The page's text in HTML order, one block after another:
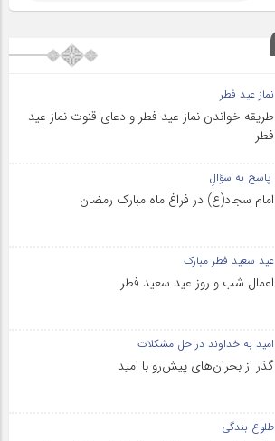
نماز عید فطر
طریقه خواندن نماز عید فطر و دعای قنوت نماز عید
فطر
پاسخ به سؤالِ
امام سجاد(ع) در فراغ ماه مبارک رمضان
عید سعید فطر مبارک
اعمال شب و روز عید سعید فطر
امید به خداوند در حل مشکلات
گذر از بحران‌های پیش‌رو با امید
طلوع بندگی